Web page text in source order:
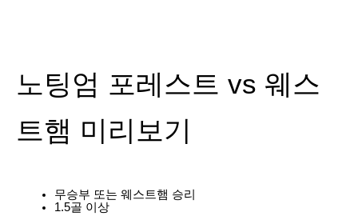
노팅엄 포레스트 vs 웨스
트햄 미리보기
무승부 또는 웨스트햄 승리
1.5골 이상